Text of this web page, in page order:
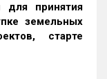
для принятия
земельных
старте